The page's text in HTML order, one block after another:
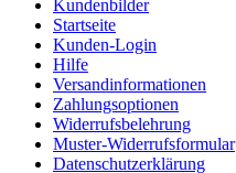
Kundenbilder
Startseite
Kunden-Login
Hilfe
Versandinformationen
Zahlungsoptionen
Widerrufsbelehrung
Muster-Widerrufsformular
Datenschutzerklärung